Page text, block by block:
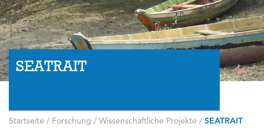
SEATRAIT
Startseite / Forschung / Wissenschaftliche Projekte / SEATRAIT